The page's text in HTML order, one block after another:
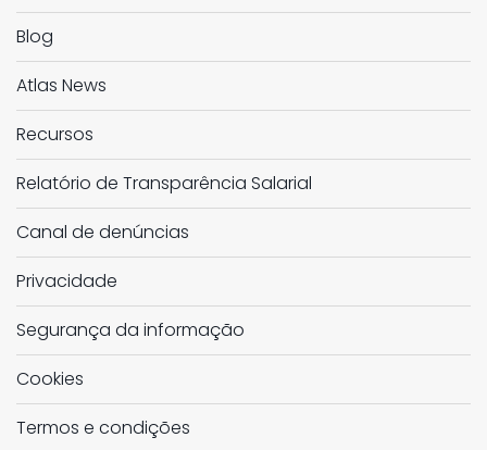
Blog
Atlas News
Recursos
Relatório de Transparência Salarial
Canal de denúncias
Privacidade
Segurança da informação
Cookies
Termos e condições